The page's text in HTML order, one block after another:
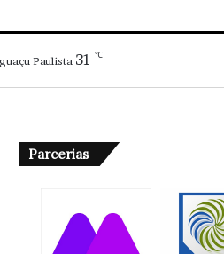
Paulista 31 ℃
Parcerias